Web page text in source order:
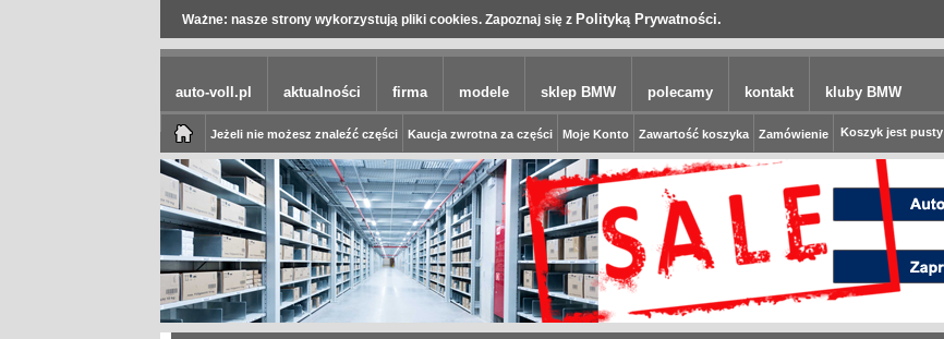
Ważne: nasze strony wykorzystują pliki cookies. Zapoznaj się z Polityką Prywatności.
auto-voll.pl aktualności firma modele sklep BMW polecamy kontakt kluby BMW
Jeżeli nie możesz znaleźć części Kaucja zwrotna za części Moje Konto Zawartość koszyka Zamówienie Koszyk jest pusty